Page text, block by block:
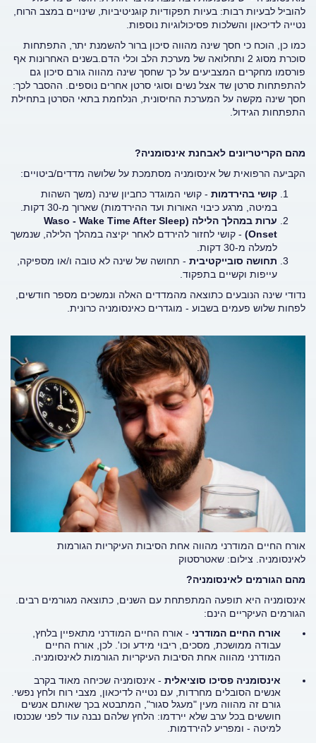
להוביל לבעיות רבות: בעיות תפקודיות קוגניטיביות, שינויים במצב הרוח,
נטייה לדיכאון והשלכות פסיכולוגיות נוספות.
כמו כן, הוכח כי חסך שינה מהווה סיכון ברור להשמנת יתר, התפתחות
סוכרת מסוג 2 ותחלואה של מערכת הלב וכלי הדם.בשנים האחרונות אף
פורסמו מחקרים המצביעים על כך שחסך שינה מהווה גורם סיכון גם
להתפתחות סרטן שד אצל נשים וסוגי סרטן אחרים נוספים. ההסבר לכך:
חסך שינה מקשה על המערכת החיסונית, הנלחמת בתאי הסרטן בתחילת
התפתחות הגידול.
מהם הקריטריונים לאבחנת אינסומניה?
הקביעה הרפואית של אינסומניה מסתמכת על שלושה מדדים/ביטויים:
קושי בהירדמות - קושי המוגדר כחביון שינה (משך השהות
במיטה, מרגע כיבוי האורות ועד ההירדמות) שארוך מ-30 דקות.
ערות במהלך הלילה (Waso - Wake Time After Sleep
Onset
) - קושי לחזור להירדם לאחר יקיצה במהלך הלילה, שנמשך
למעלה מ-30 דקות.
תחושה סובייקטיבית - תחושה של שינה לא טובה ו/או מספיקה,
עייפות וקשיים בתפקוד.
נדודי שינה הנובעים כתוצאה מהמדדים האלה ונמשכים מספר חודשים,
לפחות שלוש פעמים בשבוע - מוגדרים כאינסומניה כרונית.
אורח החיים המודרני מהווה אחת הסיבות העיקריות הגורמות
לאינסומניה. צילום: שאטרסטוק
מהם הגורמים לאינסומניה?
אינסומניה היא תופעה המתפתחת עם השנים, כתוצאה מגורמים רבים.
הגורמים העיקריים הינם:
אורח החיים המודרני - אורח החיים המודרני מתאפיין בלחץ,
עבודה ממושכת, מסכים, ריבוי מידע וכו'. לכן, אורח החיים
המודרני מהווה אחת הסיבות העיקריות הגורמות לאינסומניה.
אינסומניה פסיכו סוציאלית - אינסומניה שכיחה מאוד בקרב
אנשים הסובלים מחרדות, עם נטייה לדיכאון, מצבי רוח ולחץ נפשי.
גורם זה מהווה מעין "מעגל סגור", המתבטא בכך שאותם אנשים
חוששים בכל ערב שלא יירדמו: הלחץ שלהם נבנה עוד לפני שנכנסו
למיטה - ומפריע להירדמות.